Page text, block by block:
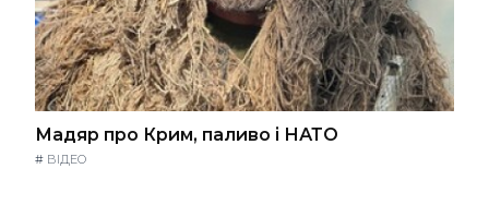
Мадяр про Крим, паливо і НАТО
# ВІДЕО